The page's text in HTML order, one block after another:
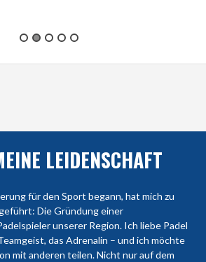
LEIDENSCHAFT
für den Sport begann, hat mich zu
Die Gründung einer
unserer Region. Ich liebe Padel
das Adrenalin – und ich möchte
mit anderen teilen. Nicht nur auf dem